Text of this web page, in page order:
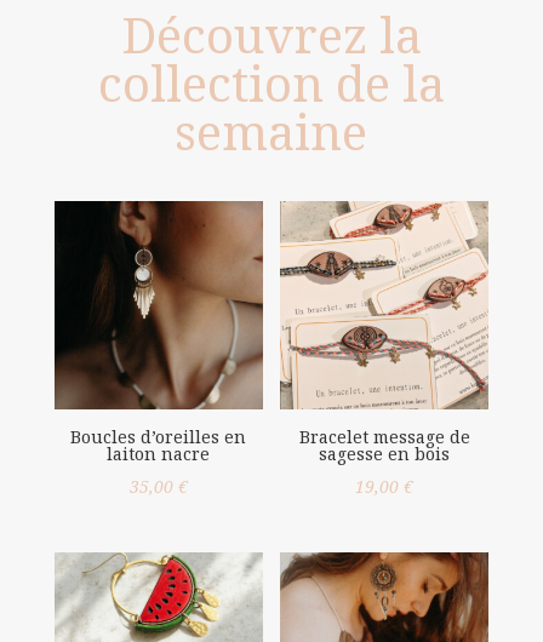
Découvrez la
collection de la
semaine
Boucles d’oreilles en
laiton nacre
35,00 €
Bracelet message de
sagesse en bois
19,00€